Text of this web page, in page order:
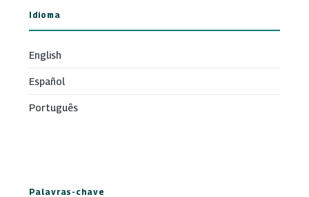
Idioma
English
Español
Português
Palavras-chave